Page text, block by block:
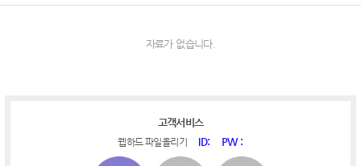
자료가 없습니다.
고객서비스
웹하드 파일올리기 ID: PW :